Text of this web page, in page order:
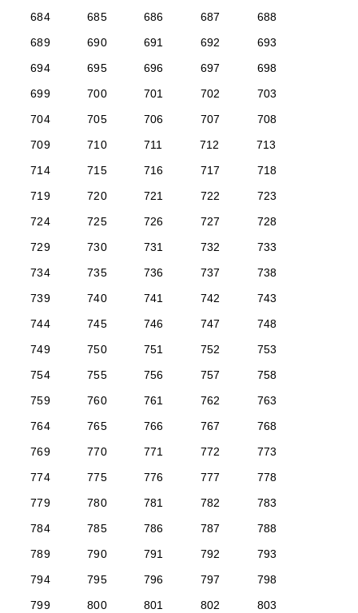
684
685 686 687
688
689
690 691 692
693
694
695 696 697
698
699
700 701 702
703
704
705 706 707
708
709
710 711 712
713
714
715 716 717
718
719
720 721 722
723
724
725 726 727
728
729
730 731 732
733
734
735 736 737
738
739
740 741 742
743
744
745 746 747
748
749
750 751 752
753
754
755 756 757
758
759
760 761 762
763
764
765 766 767
768
769
770 771 772
773
774
775 776 777
778
779
780 781 782
783
784
785 786 787
788
789
790 791 792
793
794
795 796 797
798
799
800 801 802
803